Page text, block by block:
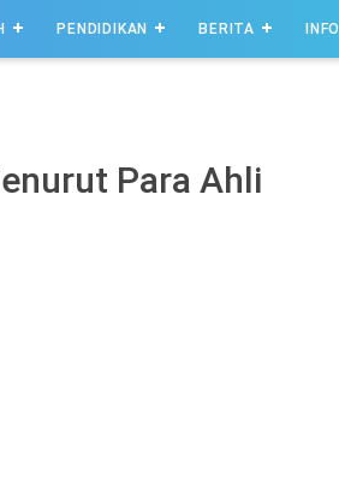
PENDIDIKAN BERITA INFO
Para Ahli